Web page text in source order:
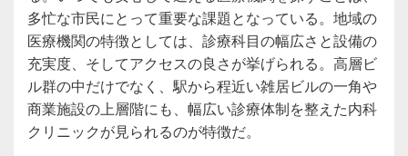
多忙な市民にとって重要な課題となっている。地域の
医療機関の特徴としては、診療科目の幅広さと設備の
充実度、そしてアクセスの良さが挙げられる。高層ビ
ル群の中だけでなく、駅から程近い雑居ビルの一角や
商業施設の上層階にも、幅広い診療体制を整えた内科
クリニックが見られるのが特徴だ。